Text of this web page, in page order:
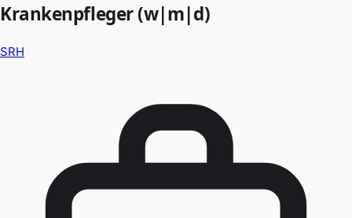
Krankenpfleger (w|m|d)
SRH